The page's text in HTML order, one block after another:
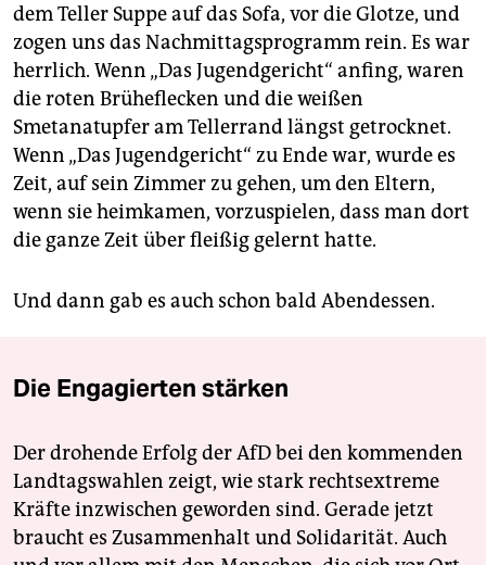
dem Teller Suppe auf das Sofa, vor die Glotze, und
zogen uns das Nachmittagsprogramm rein. Es war
herrlich. Wenn „Das Jugendgericht“ anfing, waren
die roten Brüheflecken und die weißen
Smetanatupfer am Tellerrand längst getrocknet.
Wenn „Das Jugendgericht“ zu Ende war, wurde es
Zeit, auf sein Zimmer zu gehen, um den Eltern,
wenn sie heimkamen, vorzuspielen, dass man dort
die ganze Zeit über fleißig gelernt hatte.
Und dann gab es auch schon bald Abendessen.
Die Engagierten stärken
Der drohende Erfolg der AfD bei den kommenden
Landtagswahlen zeigt, wie stark rechtsextreme
Kräfte inzwischen geworden sind. Gerade jetzt
braucht es Zusammenhalt und Solidarität. Auch